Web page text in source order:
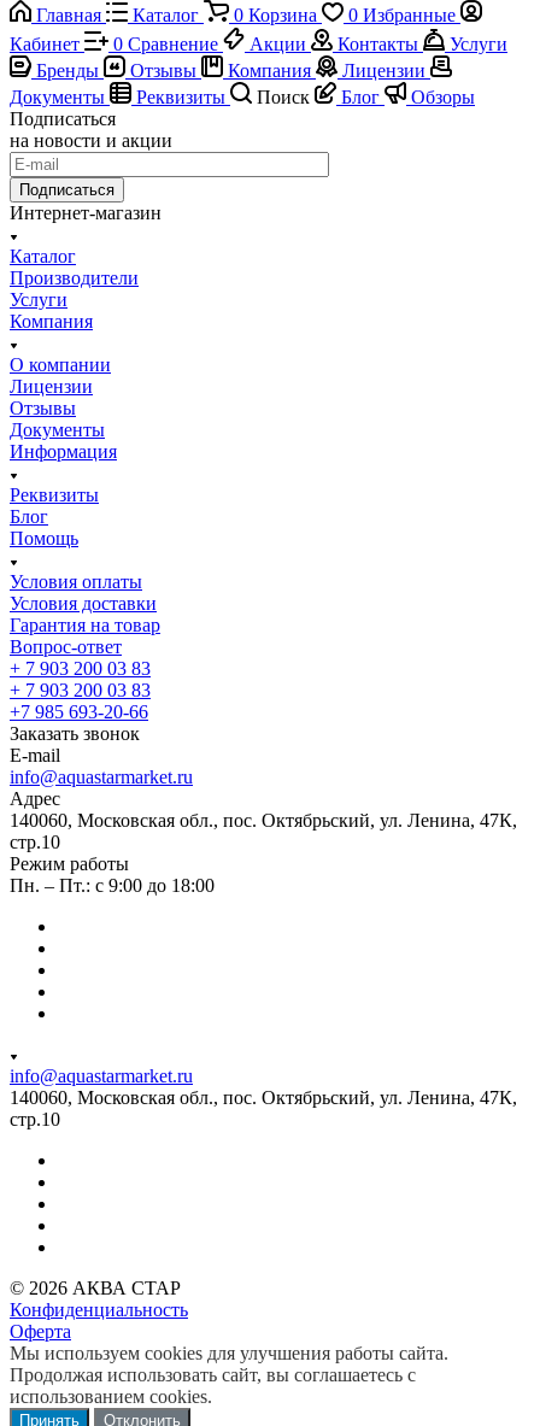
Главная
Каталог 0 Корзина 0 Избранные
Кабинет
0 Сравнение Акции Контакты
Услуги
Бренды
Отзывы Компания
Лицензии
Документы
Реквизиты Поиск Блог
Обзоры
Подписаться
на новости и акции
Подписаться
Интернет-магазин
Каталог
Производители
Услуги
Компания
О компании
Лицензии
Отзывы
Документы
Информация
Реквизиты
Блог
Помощь
Условия оплаты
Условия доставки
Гарантия на товар
Вопрос-ответ
+ 7 903 200 03 83
+ 7 903 200 03 83
+7 985 693-20-66
Заказать звонок
E-mail
info@aquastarmarket.ru
Адрес
140060, Московская обл., пос. Октябрьский, ул. Ленина, 47К,
стр.10
Режим работы
Пн. – Пт.: с 9:00 до 18:00
info@aquastarmarket.ru
140060, Московская обл., пос. Октябрьский, ул. Ленина, 47К,
стр.10
© 2026 АКВА СТАР
Конфиденциальность
Оферта
Мы используем cookies для улучшения работы сайта.
Продолжая использовать сайт, вы соглашаетесь с
использованием cookies.
Принять Отклонить